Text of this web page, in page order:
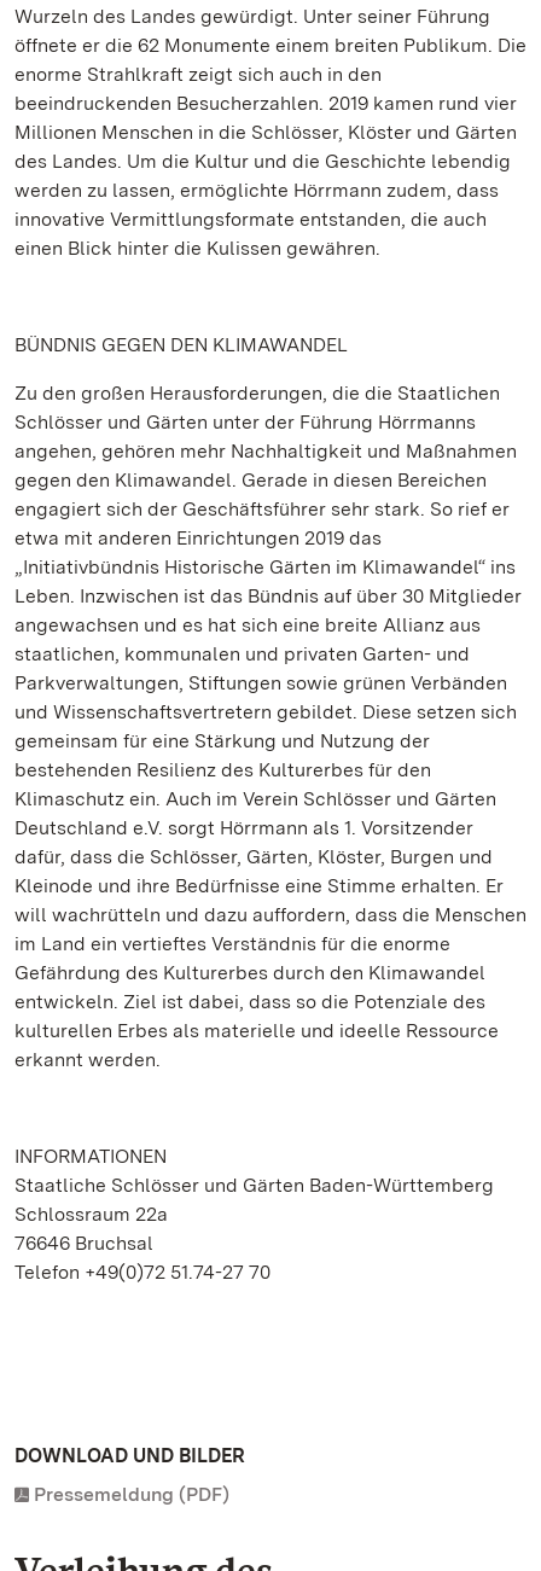
Wurzeln des Landes gewürdigt. Unter seiner Führung
öffnete er die 62 Monumente einem breiten Publikum. Die
enorme Strahlkraft zeigt sich auch in den
beeindruckenden Besucherzahlen. 2019 kamen rund vier
Millionen Menschen in die Schlösser, Klöster und Gärten
des Landes. Um die Kultur und die Geschichte lebendig
werden zu lassen, ermöglichte Hörrmann zudem, dass
innovative Vermittlungsformate entstanden, die auch
einen Blick hinter die Kulissen gewähren.
BÜNDNIS GEGEN DEN KLIMAWANDEL
Zu den großen Herausforderungen, die die Staatlichen
Schlösser und Gärten unter der Führung Hörrmanns
angehen, gehören mehr Nachhaltigkeit und Maßnahmen
gegen den Klimawandel. Gerade in diesen Bereichen
engagiert sich der Geschäftsführer sehr stark. So rief er
etwa mit anderen Einrichtungen 2019 das
„Initiativbündnis Historische Gärten im Klimawandel“ ins
Leben. Inzwischen ist das Bündnis auf über 30 Mitglieder
angewachsen und es hat sich eine breite Allianz aus
staatlichen, kommunalen und privaten Garten- und
Parkverwaltungen, Stiftungen sowie grünen Verbänden
und Wissenschaftsvertretern gebildet. Diese setzen sich
gemeinsam für eine Stärkung und Nutzung der
bestehenden Resilienz des Kulturerbes für den
Klimaschutz ein. Auch im Verein Schlösser und Gärten
Deutschland e.V. sorgt Hörrmann als 1. Vorsitzender
dafür, dass die Schlösser, Gärten, Klöster, Burgen und
Kleinode und ihre Bedürfnisse eine Stimme erhalten. Er
will wachrütteln und dazu auffordern, dass die Menschen
im Land ein vertieftes Verständnis für die enorme
Gefährdung des Kulturerbes durch den Klimawandel
entwickeln. Ziel ist dabei, dass so die Potenziale des
kulturellen Erbes als materielle und ideelle Ressource
erkannt werden.
INFORMATIONEN
Staatliche Schlösser und Gärten Baden-Württemberg
Schlossraum 22a
76646 Bruchsal
Telefon +49(0)72 51.74-27 70
DOWNLOAD UND BILDER
Pressemeldung (PDF)